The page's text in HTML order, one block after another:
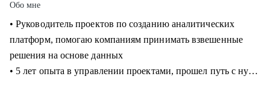
Обо мне
• Руководитель проектов по созданию аналитических
платформ, помогаю компаниям принимать взвешенные
решения на основе данных
• 5 лет опыта в управлении проектами, прошел путь с нуля